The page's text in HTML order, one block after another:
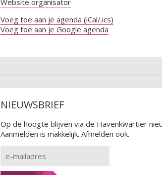
Voeg toe aan je agenda (iCal/.ics)
Voeg toe aan je Google agenda
NIEUWSBRIEF
Op de hoogte blijven via de Havenkwartier
Aanmelden is makkelijk. Afmelden ook.